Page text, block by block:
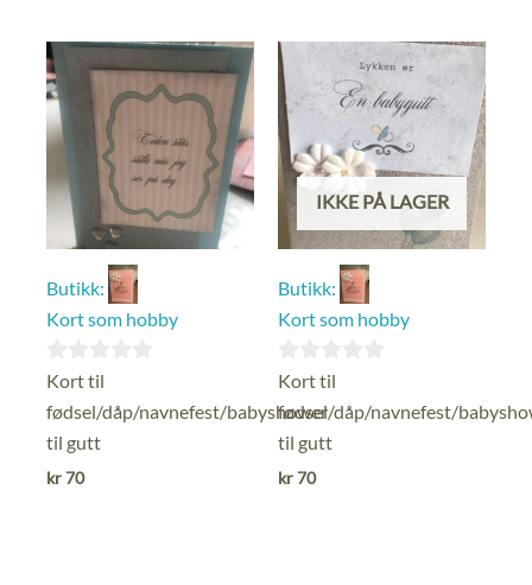
Butikk:
Kort som hobby
0
ut
av
5
Kort til
fødsel/dåp/navnefest/babyshower
til gutt
kr70
IKKE PÅ LAGER
Butikk:
Kort som hobby
0
ut
av
5
Kort til
fødsel/dåp/navnefest/
til gutt
kr70